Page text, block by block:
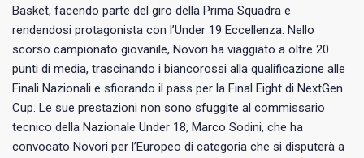
Basket, facendo parte del giro della Prima Squadra e
rendendosi protagonista con l’Under 19 Eccellenza. Nello
scorso campionato giovanile, Novori ha viaggiato a oltre 20
punti di media, trascinando i biancorossi alla qualificazione alle
Finali Nazionali e sfiorando il pass per la Final Eight di NextGen
Cup. Le sue prestazioni non sono sfuggite al commissario
tecnico della Nazionale Under 18, Marco Sodini, che ha
convocato Novori per l’Europeo di categoria che si disputerà a